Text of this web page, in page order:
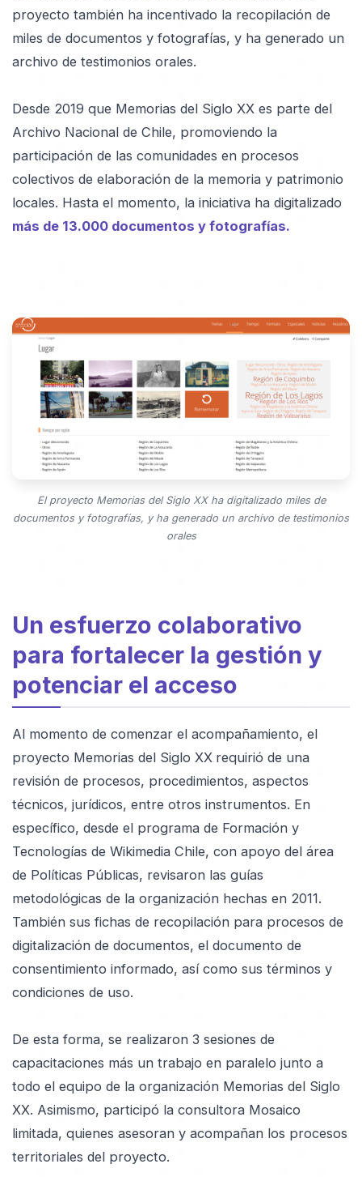
proyecto también ha incentivado la recopilación de
miles de documentos y fotografías, y ha generado un
archivo de testimonios orales.
Desde 2019 que Memorias del Siglo XX es parte del
Archivo Nacional de Chile, promoviendo la
participación de las comunidades en procesos
colectivos de elaboración de la memoria y patrimonio
locales. Hasta el momento, la iniciativa ha digitalizado
más de 13.000 documentos y fotografías.
El proyecto Memorias del Siglo XX ha digitalizado miles de
documentos y fotografías, y ha generado un archivo de testimonios
orales
Un esfuerzo colaborativo
para fortalecer la gestión y
potenciar el acceso
Al momento de comenzar el acompañamiento, el
proyecto Memorias del Siglo XX requirió de una
revisión de procesos, procedimientos, aspectos
técnicos, jurídicos, entre otros instrumentos. En
específico, desde el programa de Formación y
Tecnologías de Wikimedia Chile, con apoyo del área
de Políticas Públicas, revisaron las guías
metodológicas de la organización hechas en 2011.
También sus fichas de recopilación para procesos de
digitalización de documentos, el documento de
consentimiento informado, así como sus términos y
condiciones de uso.
De esta forma, se realizaron 3 sesiones de
capacitaciones más un trabajo en paralelo junto a
todo el equipo de la organización Memorias del Siglo
XX. Asimismo, participó la consultora Mosaico
limitada, quienes asesoran y acompañan los procesos
territoriales del proyecto.